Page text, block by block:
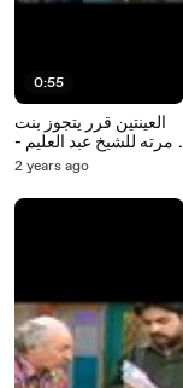
0:55
العينتين قرر يتجوز بنت
مرته للشيخ عبد العليم -
باب الحارة
2 years ago